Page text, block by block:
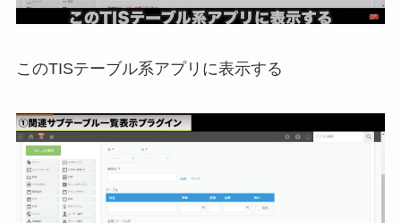
このTISテーブル系アプリに表示する